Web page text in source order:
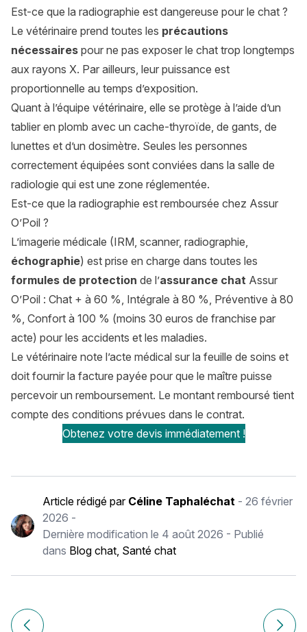
Est-ce que la radiographie est dangereuse pour le chat ?
Le vétérinaire prend toutes les précautions
nécessaires pour ne pas exposer le chat trop longtemps
aux rayons X. Par ailleurs, leur puissance est
proportionnelle au temps d’exposition.
Quant à l’équipe vétérinaire, elle se protège à l’aide d’un
tablier en plomb avec un cache-thyroïde, de gants, de
lunettes et d’un dosimètre. Seules les personnes
correctement équipées sont conviées dans la salle de
radiologie qui est une zone réglementée.
Est-ce que la radiographie est remboursée chez Assur
O’Poil ?
L’imagerie médicale (IRM, scanner, radiographie,
échographie) est prise en charge dans toutes les
formules de protection de l’assurance chat Assur
O’Poil : Chat + à 60 %, Intégrale à 80 %, Préventive à 80
%, Confort à 100 % (moins 30 euros de franchise par
acte) pour les accidents et les maladies.
Le vétérinaire note l’acte médical sur la feuille de soins et
doit fournir la facture payée pour que le maître puisse
percevoir un remboursement. Le montant remboursé tient
compte des conditions prévues dans le contrat.
Obtenez votre devis immédiatement !
Article rédigé par Céline Taphaléchat -26 février
2026 -
Dernière modification le 4 août 2026 - Publié
dans Blog chat, Santé chat
Navigation